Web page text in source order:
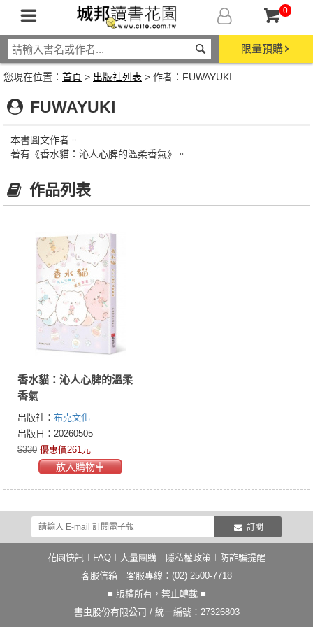
0
限量預購
您現在位置： 首頁 > 出版社列表 > 作者：FUWAYUKI
FUWAYUKI
本書圖文作者。
著有《香水貓：沁人心脾的溫柔香氣》。
作品列表
香水貓：沁人心脾的溫柔
香氣
出版社： 布克文化
出版日：20260505
$330 優惠價261元
放入購物車
訂閱
花園快訊 FAQ 大量團購 隱私權政策
防詐騙提醒
客服信箱 ︱客服專線：(02) 2500-7718
■ 版權所有，禁止轉載 ■
書虫股份有限公司 / 統一編號：27326803